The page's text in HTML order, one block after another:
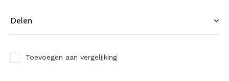
Delen
Toevoegen aan vergelijking